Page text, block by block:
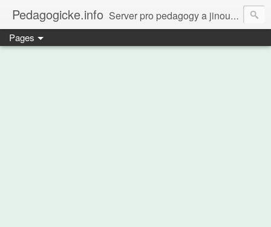
Pedagogicke.info Server pro pedagogy a jinou zvířenu
Pages